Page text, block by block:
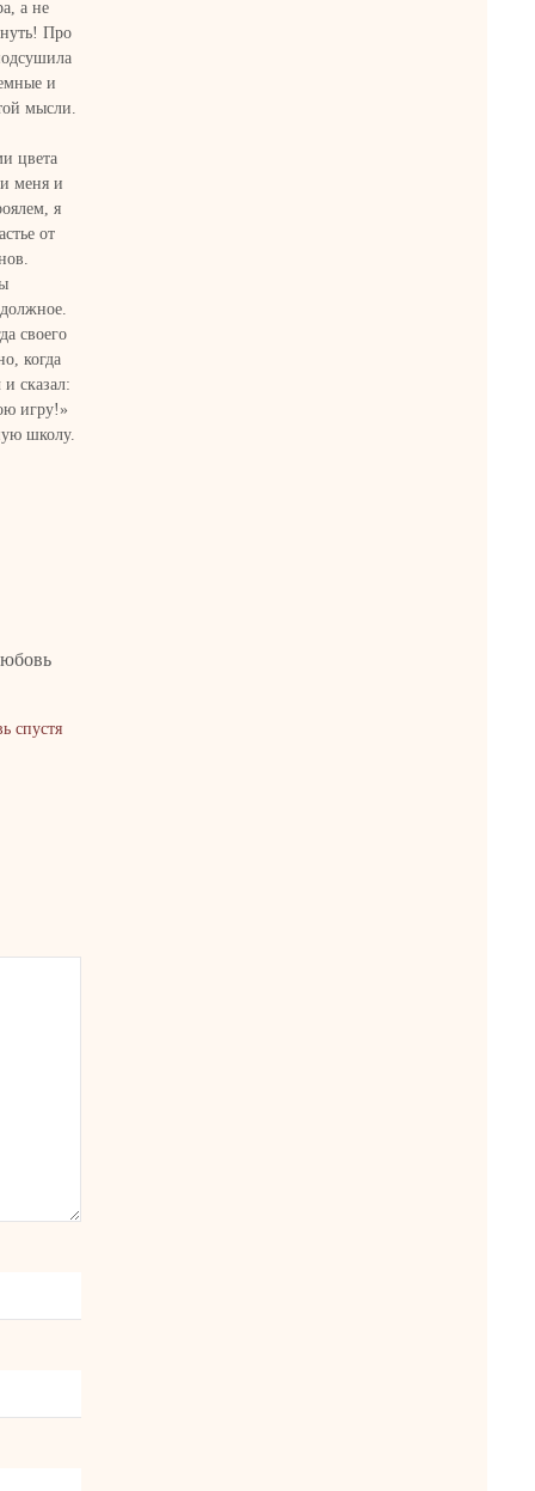
а не
Про
и
мысли.
цвета
меня и
я
от
своего
когда
сказал:
игру!»
школу.
спустя